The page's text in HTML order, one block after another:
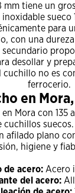
mm tiene un
sueco
para
con una
secundario
desollar y
cuchillo no es
ferrocerio.
en
Mora con 135
cuchillos
afilado plano
higiene y
de acero: Acero
del acero: